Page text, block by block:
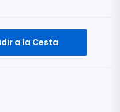
a la Cesta